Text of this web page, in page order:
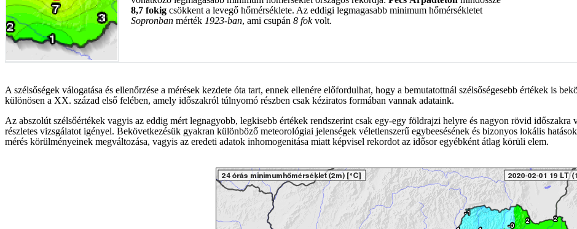
8,7 fokig csökkent a levegő hőmérséklete. Az eddigi legmagasabb minimum hőmérsékletet
Sopronban mérték 1923-ban, ami csupán 8 fokvolt.
A szélsőségek válogatása és ellenőrzése a mérések kezdete óta tart, ennek ellenére előfordulhat, hogy a bemutatottnál szélsőségesebb értékek is
különösen a XX. század első felében, amely időszakról túlnyomó részben csak kéziratos formában vannak adataink.
Az abszolút szélsőértékek vagyis az eddig mért legnagyobb, legkisebb értékek rendszerint csak egy-egy földrajzi helyre és nagyon rövid
részletes vizsgálatot igényel. Bekövetkezésük gyakran különböző meteorológiai jelenségek véletlenszerű egybeesésének és bizonyos lokális
mérés körülményeinek megváltozása, vagyis az eredeti adatok inhomogenitása miatt képvisel rekordot az idősor egyébként átlag körüli elem.